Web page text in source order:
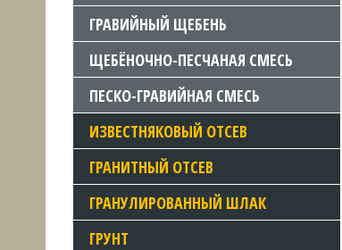
ГРАВИЙНЫЙ ЩЕБЕНЬ
ЩЕБЁНОЧНО-ПЕСЧАНАЯ СМЕСЬ
ПЕСКО-ГРАВИЙНАЯ СМЕСЬ
ИЗВЕСТНЯКОВЫЙ ОТСЕВ
ГРАНИТНЫЙ ОТСЕВ
ГРАНУЛИРОВАННЫЙ ШЛАК
ГРУНТ